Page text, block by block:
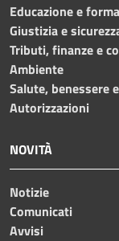
Educazione e
Giustizia e
Tributi, finanze e
Ambiente
Salute, benessere
Autorizzazioni
NOVITÀ
Notizie
Comunicati
Avvisi